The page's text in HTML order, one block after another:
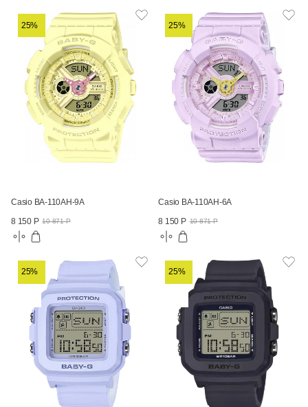
25%
Casio BA-110AH-9A
8 150 Р 10 871 Р
25%
Casio BA-110AH-6A
8 150 Р 10 871 Р
25% 25%